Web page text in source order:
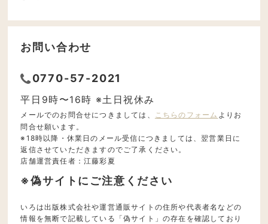
お問い合わせ
0770-57-2021
平日9時〜16時 ※土日祝休み
メールでのお問合せにつきましては、 こちらのフォーム よりお
問合せ願います。
※18時以降・休業日のメール受信につきましては、翌営業日に
返信させていただきますのでご了承ください。
店舗運営責任者：江藤彩夏
※偽サイトにご注意ください
いろは出版株式会社や運営通販サイトの住所や代表者名などの
情報を無断で記載している「偽サイト」の存在を確認しており